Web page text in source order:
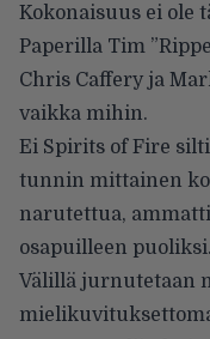
Kokonaisuus ei ole
Paperilla Tim
Chris Caffery ja
vaikka mihin.
Ei Spirits of Fire
tunnin mittainen
narutettua,
osapuilleen puoliksi.
Välillä jurnutetaan